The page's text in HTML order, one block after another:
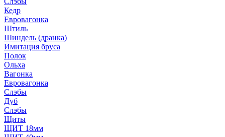
Кедр
Евровагонка
Штиль
Шиндель (дранка)
Имитация бруса
Полок
Ольха
Вагонка
Евровагонка
Слэбы
Дуб
Слэбы
Щиты
ЩИТ 18мм